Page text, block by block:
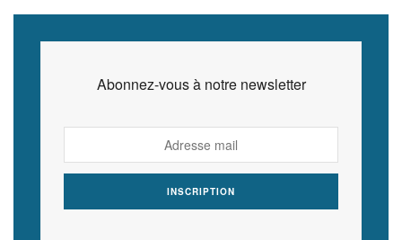
Abonnez-vous à notre newsletter